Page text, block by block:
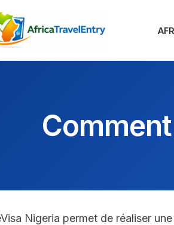
Nigeria permet de réaliser